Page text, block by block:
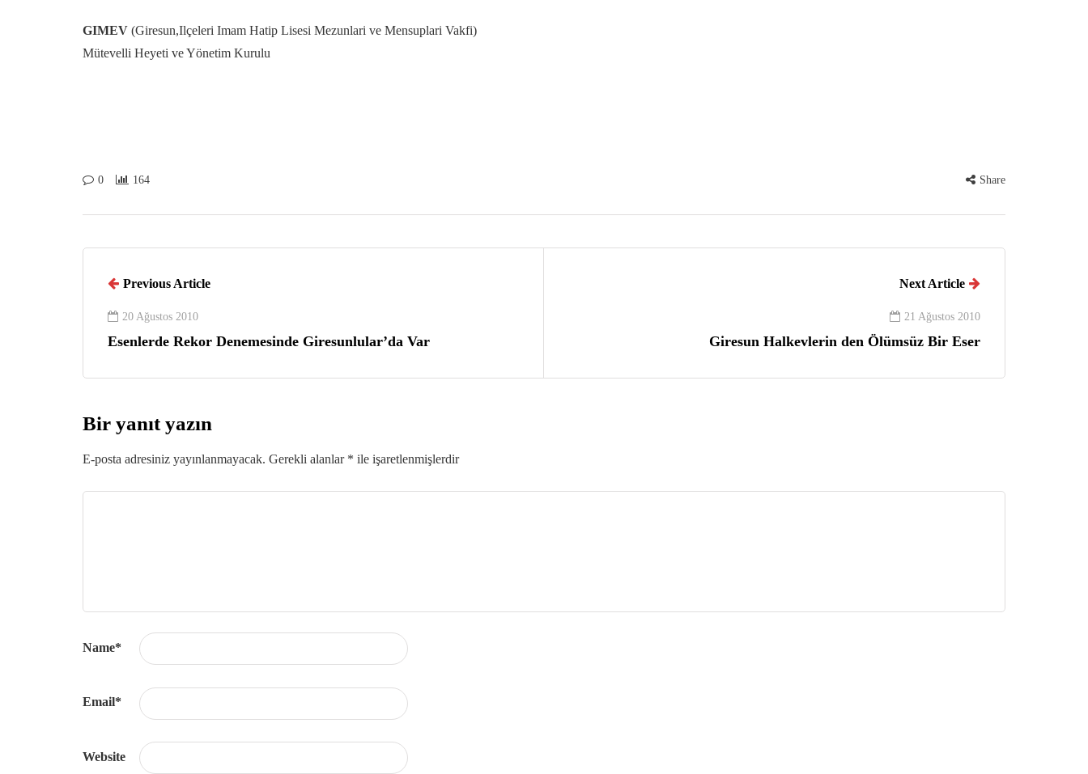
GIMEV (Giresun,Ilçeleri Imam Hatip Lisesi Mezunlari ve Mensuplari Vakfi)
Mütevelli Heyeti ve Yönetim Kurulu
0 164 Share
Previous Article
20 Ağustos 2010
Esenlerde Rekor Denemesinde Giresunlular’da Var
Next Article
21 Ağustos 2010
Giresun Halkevlerin den Ölümsüz Bir Eser
Bir yanıt yazın
E-posta adresiniz yayınlanmayacak. Gerekli alanlar * ile işaretlenmişlerdir
Name*
Email*
Website